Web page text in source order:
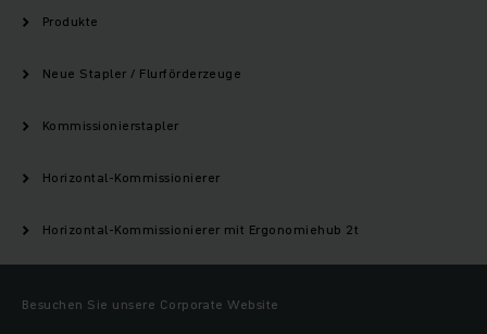
Produkte
Neue Stapler / Flurförderzeuge
Kommissionierstapler
Horizontal-Kommissionierer
Horizontal-Kommissionierer mit Ergonomiehub 2t
Besuchen Sie unsere Corporate Website